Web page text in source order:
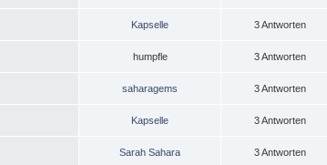
Kapselle 3 Antworten
humpfle 3 Antworten
saharagems 3 Antworten
Kapselle 3 Antworten
Sarah Sahara 3 Antworten